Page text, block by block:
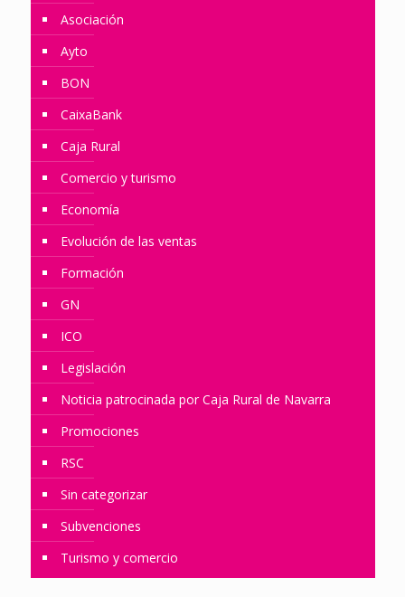
Asociación
Ayto
BON
CaixaBank
Caja Rural
Comercio y turismo
Economía
Evolución de las ventas
Formación
GN
ICO
Legislación
Noticia patrocinada por Caja Rural de Navarra
Promociones
RSC
Sin categorizar
Subvenciones
Turismo y comercio